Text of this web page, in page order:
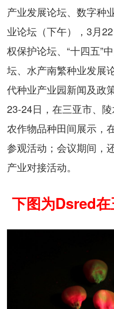
产业发展论坛、数字种
业论坛（下午），3月
权保护论坛、“十四五”
坛、水产南繁种业发展
代种业产业园新闻及政
23-24日，在三亚市、
农作物品种田间展示，
参观活动；会议期间，
产业对接活动。
下图为Dsred